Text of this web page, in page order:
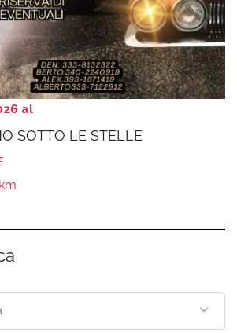
al
SOTTO LE STELLE